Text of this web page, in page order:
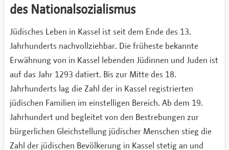
des Nationalsozialismus
Jüdisches Leben in Kassel ist seit dem Ende des 13.
Jahrhunderts nachvollziehbar. Die früheste bekannte
Erwähnung von in Kassel lebenden Jüdinnen und Juden ist
auf das Jahr 1293 datiert. Bis zur Mitte des 18.
Jahrhunderts lag die Zahl der in Kassel registrierten
jüdischen Familien im einstelligen Bereich. Ab dem 19.
Jahrhundert und begleitet von den Bestrebungen zur
bürgerlichen Gleichstellung jüdischer Menschen stieg die
Zahl der jüdischen Bevölkerung in Kassel stetig an und